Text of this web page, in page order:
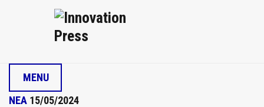
MENU
ΝΕΑ 15/05/2024